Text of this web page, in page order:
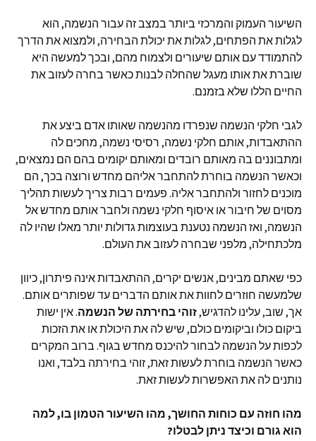
השיעור העמוק והמרכזי ביותר במצב זה עבור הנשמה, הוא
לגלות את הפתחים, לגלות את יכולת הבחירה, ולמצוא את הדרך
להתמודד עם אותם שיעורים ולצמוח מהם, ובכך למעשה היא
שוברת את אותו מעגל שהחלה לבנות כאשר בחרה לעזוב את
החיים הללו שלא בזמנם.
לגבי חלקי הנשמה שנפרדו מהנשמה שאותו אדם ביצע את
ההתאבדות, אותם חלקי נשמה, רסיסי נשמה, מחכים לה
ומתבוננים בה מאותם רובדים ומאותם יקומים בהם הם נמצאים,
וכאשר הנשמה בוחרת להתחבר אליהם מחדש ורוצה בכך, הם
מוכנים לחזור ולהתחבר אליה. פעמים רבות צריך לעשות תהליך
מסוים של חיבור או איסוף חלקי נשמה ולחבר אותם מחדש אל
הנשמה, ואז הנשמה נטענת בעוצמות גדולות יותר מאלו שהיו לה
מלכתחילה, מלפני שבחרה לעזוב את העולם.
כפי שאתם מבינים, אנשים יקרים, ההתאבדות אינה פיתרון, כיוון
שלמעשה חוזרים לחוות את אותם הדברים עד שפותרים אותם.
אך, שוב, עלינו להדגיש,זוהי בחירתה של הנשמה. אין ישות
ביקום כולו וביקומים כולם, שיש לה את היכולת או את הזכות
לכפות על הנשמה לבחור להיכנס מחדש בגוף. ברוב המקרים
כאשר הנשמה בוחרת לעשות זאת, זוהי בחירתה בלבד, ואנו
נותנים לה את האפשרות לעשות זאת.
מהו חוזה עם כוחות החושך, מהו השיעור הטמון בו, למה
הוא גורם וכיצד ניתן לבטלו?